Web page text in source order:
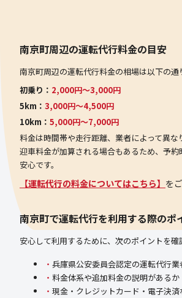
南京町周辺の運転代行料金の目安
南京町周辺の運転代行料金の相場は以下の通
初乗り： 2,000円〜3,000円
5km： 3,000円〜4,500円
10km： 5,000円〜7,000円
料金は時間帯や走行距離、業者によって異な
迎車料金が加算される場合もあるため、予
安心です。
【運転代行の料金についてはこちら】 を
南京町で運転代行を利用する際のポ
安心して利用するために、次のポイントを確
兵庫県公安委員会認定の運転代行業
料金体系や追加料金の説明があるか
現金・クレジットカード・電子決